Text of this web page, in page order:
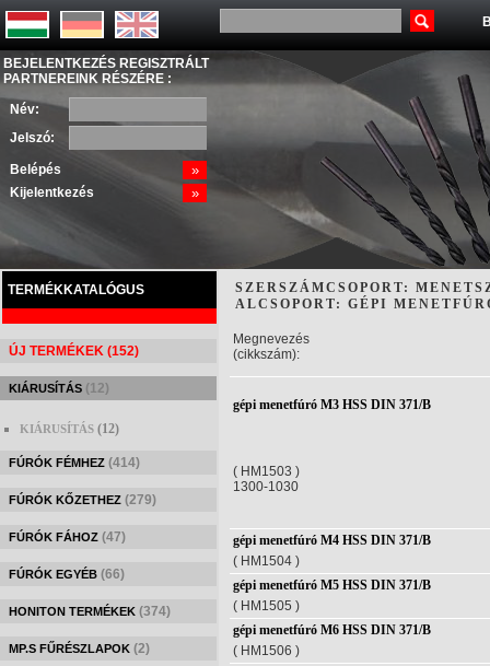
BEJELENTKEZÉS REGISZTRÁLT
PARTNEREINK RÉSZÉRE :
Név:
Jelszó:
Belépés »
Kijelentkezés »
TERMÉKKATALÓGUS
ÚJ TERMÉKEK (152)
KIÁRUSÍTÁS (12)
KIÁRUSÍTÁS (12)
FÚRÓK FÉMHEZ (414)
FÚRÓK KŐZETHEZ (279)
FÚRÓK FÁHOZ (47)
FÚRÓK EGYÉB (66)
HONITON TERMÉKEK (374)
MP.S FŰRÉSZLAPOK (2)
SZERSZÁMCSOPORT:
ALCSOPORT: GÉPI
Megnevezés
(cikkszám):
gépi menetfúró M3 HSS DIN 371/B
( HM1503 )
1300-1030
gépi menetfúró M4 HSS DIN 371/B
( HM1504 )
gépi menetfúró M5 HSS DIN 371/B
( HM1505 )
gépi menetfúró M6 HSS DIN 371/B
( HM1506 )